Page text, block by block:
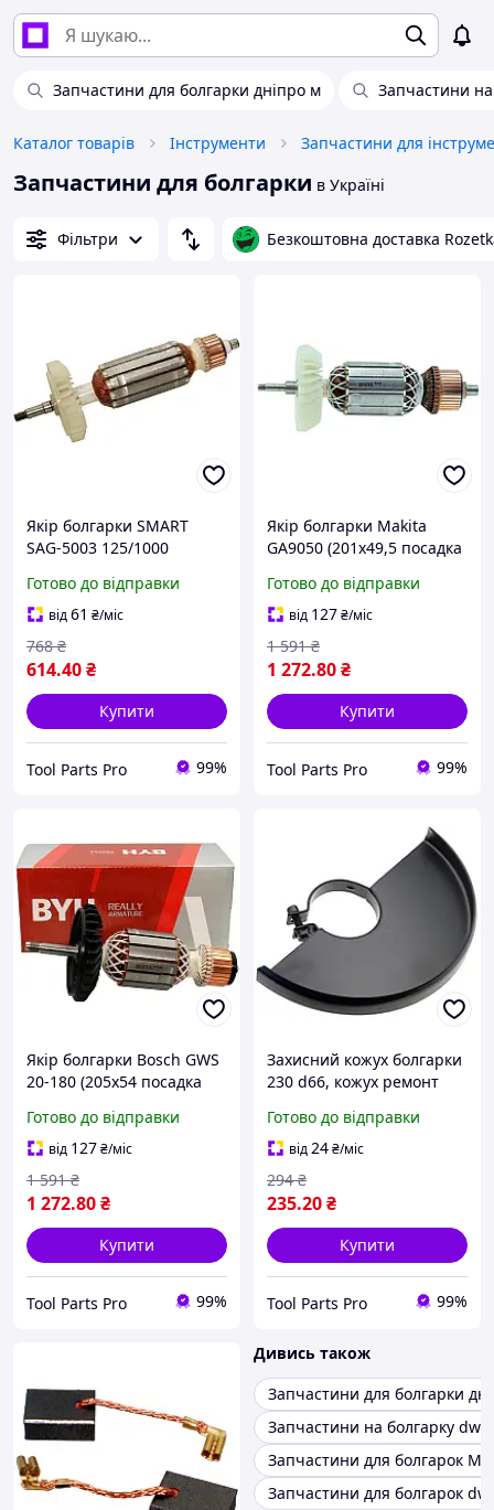
Запчастини для болгарки дніпро м Запчастини
Каталог товарів Інструменти Запчастини для
Запчастини для болгарки в Україні
Фільтри Безкоштовна доставка
Якір болгарки SMART
SAG-5003 125/1000
якір ремонт запчастини
для інструмента, для
болгарки (Tool Parts)
Готово до відправки
від61 ₴/міс
614.40₴
768 ₴
Купити
Tool Parts Pro 99%
Якір болгарки Makita
GA9050 (201х49,5 посадка
7, якір ремонт
запчастини для
інструмента, для
болгарки (Tool
Готово до відправки
від 127₴/міс
1 272.80₴
1 591 ₴
Купити
Tool Parts Pro 99%
Якір болгарки Bosch GWS
20-180 (205х54 посадка
якір ремонт запчастини
для інструмента, для
болгарки (Tool
Готово до відправки
від 127₴/міс
1 272.80₴
1 591 ₴
Купити
Tool Parts Pro 99%
Захисний кожух болгарки
230 d66, кожух ремонт
інструмента, для
болгарки (Tool Parts)
Готово до відправки
від24₴/міс
235.20₴
294 ₴
Купити
Tool Parts Pro 99%
Дивись також
Запчастини для болгарки
Запчастини на болгарку dwt
Запчастини для болгарок
Запчастини для болгарок dwt